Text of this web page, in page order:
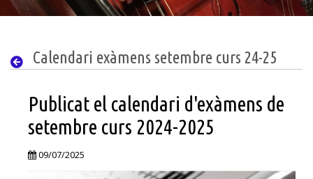
Calendari exàmens setembre curs 24-25
Publicat el calendari d'exàmens de
setembre curs 2024-2025
09/07/2025